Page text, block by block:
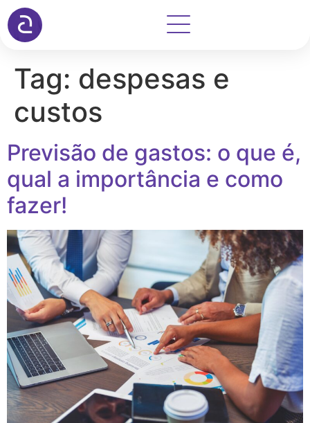
Tag: despesas e
custos
Previsão de gastos: o que é,
qual a importância e como
fazer!